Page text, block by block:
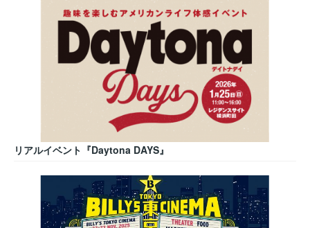
リアルイベント『Daytona DAYS』